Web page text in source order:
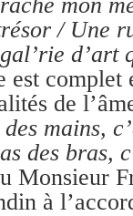
/ Une
d’art
est complet
de
mains,
des bras,
Monsieur
à